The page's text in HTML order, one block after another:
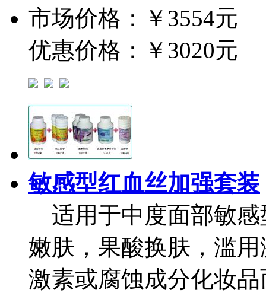
市场价格：
￥3554元
优惠价格：
￥3020元
敏感型红血丝加强套装
适用于中度面部敏感
嫩肤，果酸换肤，滥
激素或腐蚀成分化妆